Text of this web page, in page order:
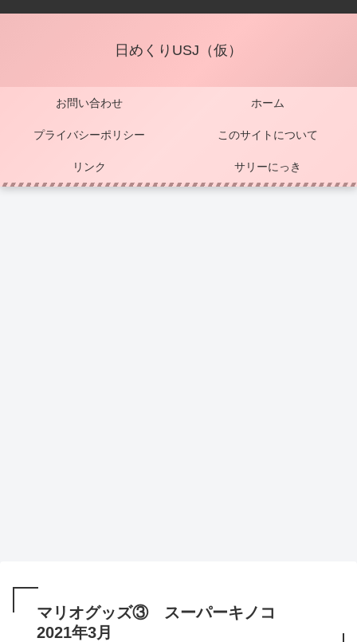
日めくりUSJ（仮）
お問い合わせ ホーム
プライバシーポリシー このサイトについて
リンク サリーにっき
マリオグッズ③ スーパーキノコ
2021年3月